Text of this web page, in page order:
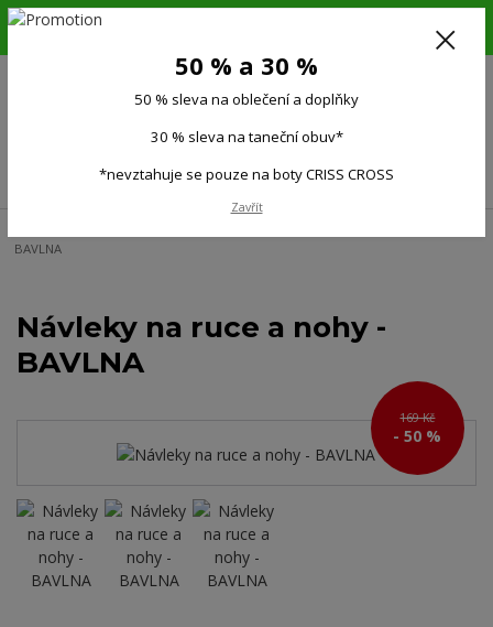
6.-16.8.26. DOVOLENÁ !!! 50 % SLEVA na všechno oblečení a doplňky !!!
(Po-Pá 9:00-15.00)
BAVLNA
Návleky na ruce a nohy -
BAVLNA
169 Kč
- 50 %
50 % a 30 %
50 % sleva na oblečení a doplňky
30 % sleva na taneční obuv*
*nevztahuje se pouze na boty CRISS CROSS
Zavřít